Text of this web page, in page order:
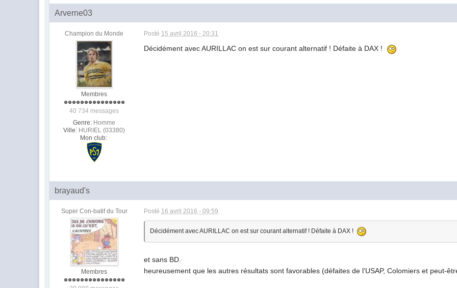
Arverne03
Champion du Monde
Membres
40 734 messages
Genre: Homme
Ville: HURIEL (03380)
Mon club:
Posté 15 avril 2016 - 20:31
Décidément avec AURILLAC on est sur courant alternatif ! Défaite à DAX !
brayaud's
Super Con-batif du Tour
Membres
Posté 16 avril 2016 - 09:59
Décidément avec AURILLAC on est sur courant alternatif ! Défaite à DAX !
et sans BD.
heureusement que les autres résultats sont favorables (défaites de l'USAP, Colomiers et peut-